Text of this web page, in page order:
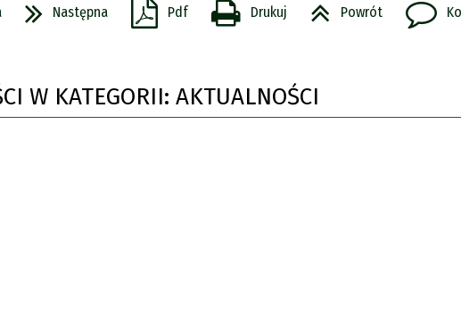
Następna Pdf Drukuj Powrót
W KATEGORII: AKTUALNOŚCI